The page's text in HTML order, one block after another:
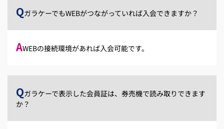
QガラケーでもWEBがつながっていれば入会できますか？
AWEBの接続環境があれば入会可能です。
Qガラケーで表示した会員証は、券売機で読み取りできます
か？